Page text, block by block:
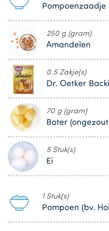
Pompoenzaadje
250 g (gram)
Amandelen
0.5 Zakje(s)
Dr. Oetker
70 g (gram)
Boter
5 Stuk(s)
Ei
1 Stuk(s)
Pompoen (bv.